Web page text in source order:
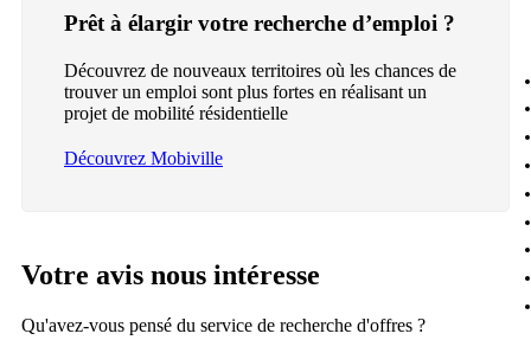
Prêt à élargir votre recherche d’emploi ?
Découvrez de nouveaux territoires où les chances de
trouver un emploi sont plus fortes en réalisant un
projet de mobilité résidentielle
Découvrez Mobiville
Votre avis nous intéresse
Qu'avez-vous pensé du service de recherche d'offres ?